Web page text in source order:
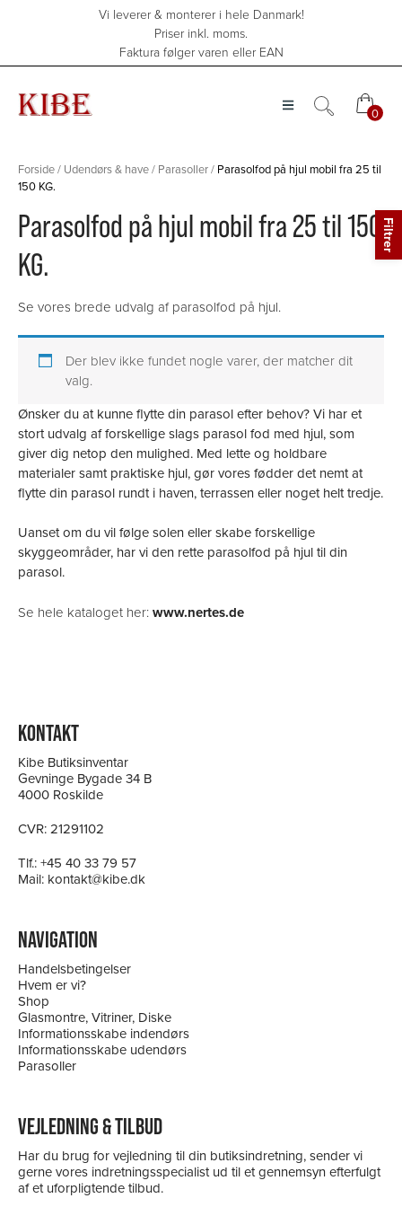
Vi leverer & monterer i hele Danmark!
Priser inkl. moms.
Faktura følger varen eller EAN
0
0
Forside/ Udendørs & have/ Parasoller/ Parasolfod på hjul mobil fra 25 til
150 KG.
Parasolfod på hjul mobil fra 25 til 150
KG.
Se vores brede udvalg af parasolfod på hjul.
Der blev ikke fundet nogle varer, der matcher dit
valg.
Ønsker du at kunne flytte din parasol efter behov? Vi har et
stort udvalg af forskellige slags parasol fod med hjul, som
giver dig netop den mulighed. Med lette og holdbare
materialer samt praktiske hjul, gør vores fødder det nemt at
flytte din parasol rundt i haven, terrassen eller noget helt tredje.
Uanset om du vil følge solen eller skabe forskellige
skyggeområder, har vi den rette parasolfod på hjul til din
parasol.
Se hele kataloget her:www.nertes.de
KONTAKT
Kibe Butiksinventar
Gevninge Bygade 34 B
4000 Roskilde
CVR: 21291102
Tlf.:+45 40 33 79 57
Mail: kontakt@kibe.dk
NAVIGATION
Handelsbetingelser
Hvem er vi?
Shop
Glasmontre, Vitriner, Diske
Informationsskabe indendørs
Informationsskabe udendørs
Parasoller
VEJLEDNING & TILBUD
Har du brug for vejledning til din butiksindretning, sender vi
gerne vores indretningsspecialist ud til et gennemsyn efterfulgt
af et uforpligtende tilbud.